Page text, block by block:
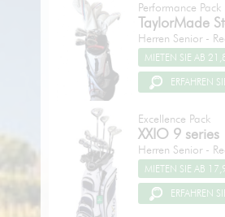
Performance Pack
TaylorMade
Herren Senior -
ERFAHREN
Excellence Pack
XXIO 9 series
Herren Senior -
ERFAHREN